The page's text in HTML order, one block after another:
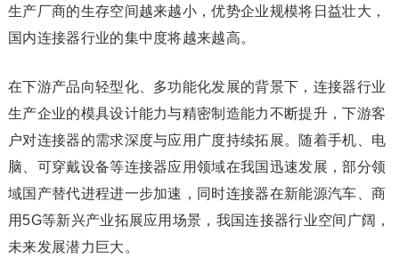
生产厂商的生存空间越来越小，优势企业规模将日益壮大，
国内连接器行业的集中度将越来越高。
在下游产品向轻型化、多功能化发展的背景下，连接器行业
生产企业的模具设计能力与精密制造能力不断提升，下游客
户对连接器的需求深度与应用广度持续拓展。随着手机、电
脑、可穿戴设备等连接器应用领域在我国迅速发展，部分领
域国产替代进程进一步加速，同时连接器在新能源汽车、商
用5G等新兴产业拓展应用场景，我国连接器行业空间广阔，
未来发展潜力巨大。